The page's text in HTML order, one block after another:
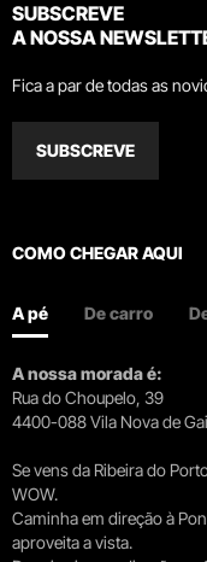
SUBSCREVE
A NOSSA
Fica a par de todas as
SUBSCREVE
COMO CHEGAR AQUI
A pé De carro
A nossa morada é:
Rua do Choupelo, 39
4400-088 Vila Nova de
Se vens da Ribeira do
WOW.
Caminha em direção à
aproveita a vista.